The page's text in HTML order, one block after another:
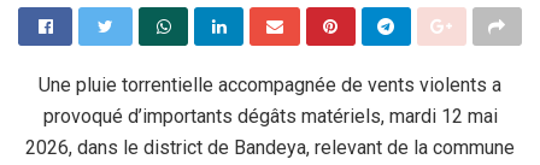
Une pluie torrentielle accompagnée de vents violents a
provoqué d’importants dégâts matériels, mardi 12 mai
2026, dans le district de Bandeya, relevant de la commune